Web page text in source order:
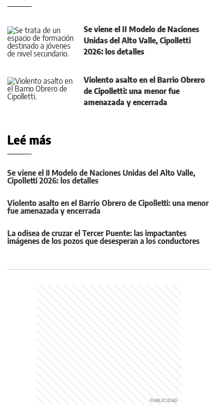
Se viene el II Modelo de Naciones
Unidas del Alto Valle, Cipolletti
2026: los detalles
Violento asalto en el Barrio Obrero
de Cipolletti: una menor fue
amenazada y encerrada
Leé más
Se viene el II Modelo de Naciones Unidas del Alto Valle,
Cipolletti 2026: los detalles
Violento asalto en el Barrio Obrero de Cipolletti: una menor
fue amenazada y encerrada
La odisea de cruzar el Tercer Puente: las impactantes
imágenes de los pozos que desesperan a los conductores